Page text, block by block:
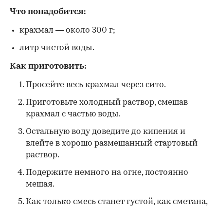
Что понадобится:
крахмал — около 300 г;
литр чистой воды.
Как приготовить:
Просейте весь крахмал через сито.
Приготовьте холодный раствор, смешав
крахмал с частью воды.
Остальную воду доведите до кипения и
влейте в хорошо размешанный стартовый
раствор.
Подержите немного на огне, постоянно
мешая.
Как только смесь станет густой, как сметана,